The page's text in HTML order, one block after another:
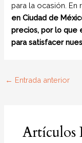
para la ocasión. En
en Ciudad de
precios, por lo que
para satisfacer
← Entrada anterior
Artículos